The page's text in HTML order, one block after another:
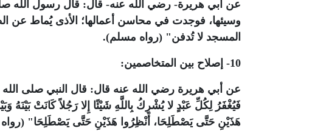
عن أبي هريرة- رضي الله عنه- قال: قال رسول الله
وسيئها، فوجدت في محاسن أعمالها؛ الأذى يُماط عن
المسجد لا تُدفن" (رواه مسلم).
10- إصلاح بين المتخاصمين:
عن أبي هريرة رضي الله عنه قال: قال النبي صلى الله
فَيُغْفَرُ لِكُلِّ عَبْدٍ لا يُشْرِكُ بِاللَّهِ شَيْئًا إِلا رَجُلاً كَانَتْ
هَذَيْنِ حَتَّى يَصْطَلِحَا، أَنْظِرُوا هَذَيْنِ حَتَّى يَصْطَلِحَا"